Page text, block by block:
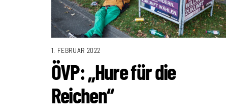
1. FEBRUAR 2022
ÖVP: „Hure für die
Reichen“